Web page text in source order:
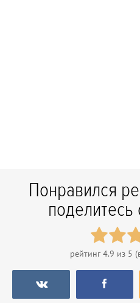
Понравился
рейтинг4.9 из 5